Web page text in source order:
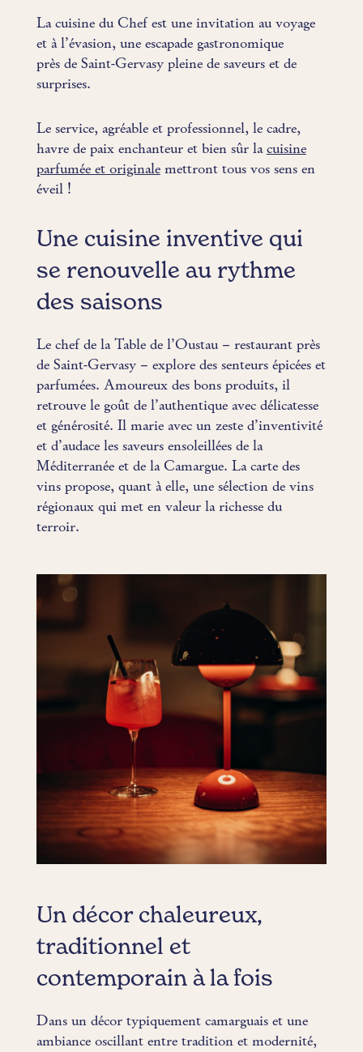
La cuisine du Chef est une invitation au voyage
et à l’évasion, une escapade gastronomique
près de Saint-Gervasy pleine de saveurs et de
surprises.
Le service, agréable et professionnel, le cadre,
havre de paix enchanteur et bien sûr lacuisine
parfumée et originalemettront tous vos sens en
éveil !
Une cuisine inventive qui
se renouvelle au rythme
des saisons
Le chef de la Table de l’Oustau – restaurant près
de Saint-Gervasy – explore des senteurs épicées et
parfumées. Amoureux des bons produits, il
retrouve le goût de l’authentique avec délicatesse
et générosité. Il marie avec un zeste d’inventivité
et d’audace les saveurs ensoleillées de la
Méditerranée et de la Camargue. La carte des
vins propose, quant à elle, une sélection de vins
régionaux qui met en valeur la richesse du
terroir.
Un décor chaleureux,
traditionnel et
contemporain à la fois
Dans un décor typiquement camarguais et une
ambiance oscillant entre tradition et modernité,